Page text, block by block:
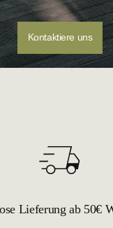
Kontaktiere uns
Lieferung ab 50€